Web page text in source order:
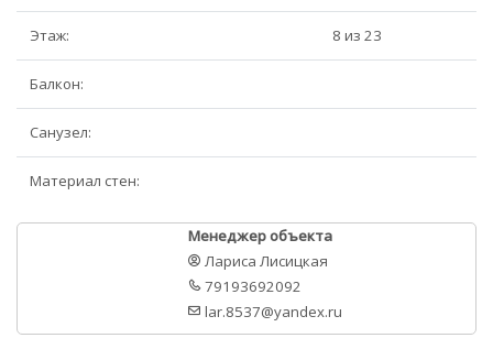
Этаж: 8 из 23
Балкон:
Санузел:
Материал стен:
Менеджер объекта
Лариса Лисицкая
79193692092
lar.8537@yandex.ru